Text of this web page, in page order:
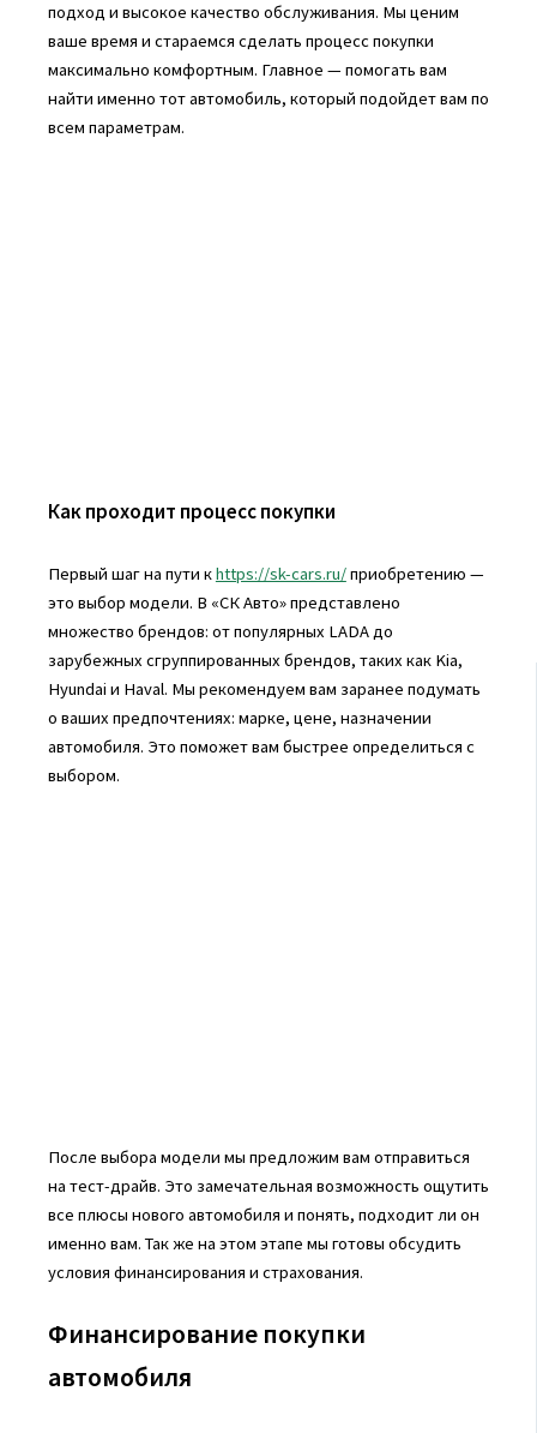
подход и высокое качество обслуживания. Мы ценим
ваше время и стараемся сделать процесс покупки
максимально комфортным. Главное — помогать вам
найти именно тот автомобиль, который подойдет вам по
всем параметрам.
Как проходит процесс покупки
Первый шаг на пути кhttps://sk-cars.ru/приобретению —
это выбор модели. В «СК Авто» представлено
множество брендов: от популярных LADA до
зарубежных сгруппированных брендов, таких как Kia,
Hyundai и Haval. Мы рекомендуем вам заранее подумать
о ваших предпочтениях: марке, цене, назначении
автомобиля. Это поможет вам быстрее определиться с
выбором.
После выбора модели мы предложим вам отправиться
на тест-драйв. Это замечательная возможность ощутить
все плюсы нового автомобиля и понять, подходит ли он
именно вам. Так же на этом этапе мы готовы обсудить
условия финансирования и страхования.
Финансирование покупки
автомобиля